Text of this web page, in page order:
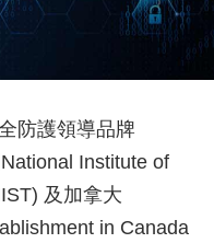
防護領導品牌
Institute of
及加拿大
in Canada